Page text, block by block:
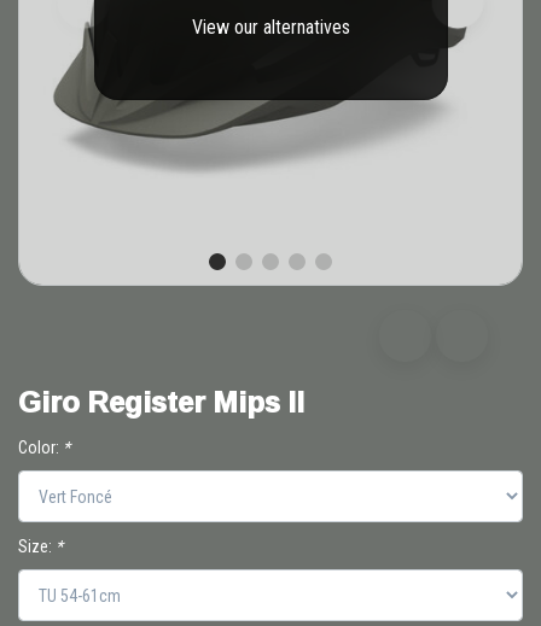
View our alternatives
Giro Register Mips II
Color: *
Size: *